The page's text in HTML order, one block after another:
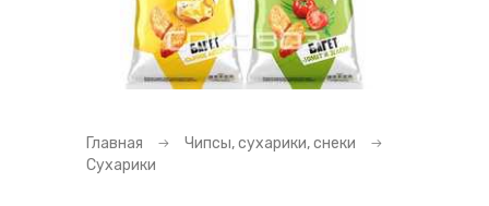
Главная
Чипсы, сухарики, снеки
Сухарики